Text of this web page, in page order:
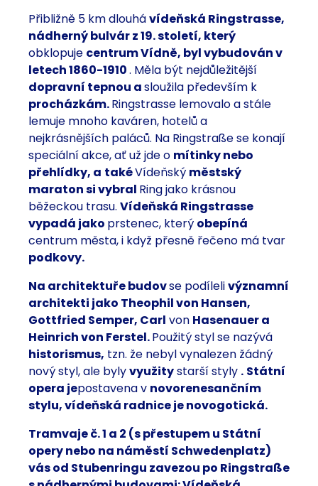
Přibližně 5 km dlouhávídeňská Ringstrasse,
nádherný bulvár z 19. století, který
obklopuje centrum Vídně, byl vybudován v
letech1860-1910. Měla být nejdůležitější
dopravní tepnou asloužila především k
procházkám.Ringstrasse lemovalo a stále
lemuje mnoho kaváren, hotelů a
nejkrásnějších paláců. Na Ringstraße se konají
speciální akce, ať už jde o mítinky nebo
přehlídky, a takéVídeňský městský
maraton si vybral Ring jako krásnou
běžeckou trasu. Vídeňská Ringstrasse
vypadá jako prstenec, který obepíná
centrum města, i když přesně řečeno má tvar
podkovy.
Na architektuře budovse podílelivýznamní
architekti jako Theophil von Hansen,
Gottfried Semper, Carl von Hasenauer a
Heinrichvon Ferstel.Použitý styl se nazývá
historismus, tzn. že nebyl vynalezen žádný
nový styl, ale bylyvyužitystarší styly . Státní
opera jepostavena v novorenesančním
stylu,vídeňská radnice jenovogotická.
Tramvaje č. 1 a 2 (s přestupem u Státní
opery nebo na náměstí Schwedenplatz)
vás od Stubenringu zavezou po Ringstraße